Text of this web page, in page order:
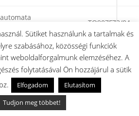
automata
kávéfőző
TQ907FZ3/04
automata
kávéfőző
TQ907R03/04
automata
kávéfőző
TQ907RZ3/04
Sütiket használunk a tartalmak és
szabásához, közösségi funkciók
weboldalforgalmunk elemzéséhez. A
folytatásával Ön hozzájárul a sütik
Elfogadom
Elutasítom
Tudjon meg többet!